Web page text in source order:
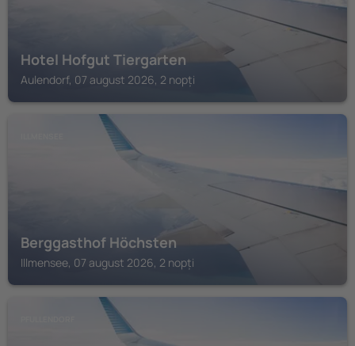
Hotel Hofgut Tiergarten
Aulendorf, 07 august 2026, 2 nopți
Berggasthof Höchsten
Illmensee, 07 august 2026, 2 nopți